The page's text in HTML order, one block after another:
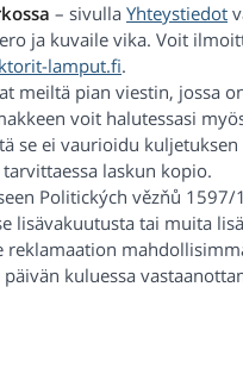
– sivulla Yhteystiedot
ja kuvaile vika. Voit
lamput.fi.
meiltä pian viestin, jossa
voit halutessasi
se ei vaurioidu
laskun kopio.
Politických vězňů
lisävakuutusta tai muita
reklamaation
kuluessa